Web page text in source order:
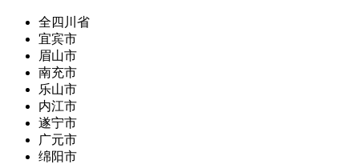
全四川省
宜宾市
眉山市
南充市
乐山市
内江市
遂宁市
广元市
绵阳市